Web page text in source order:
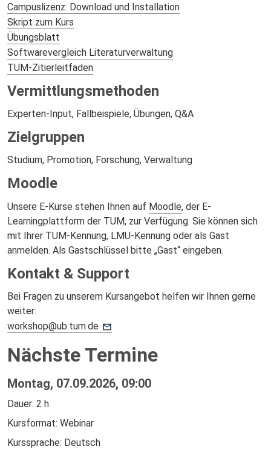
Campuslizenz: Download und Installation
Skript zum Kurs
Übungsblatt
Softwarevergleich Literaturverwaltung
TUM-Zitierleitfaden
Vermittlungsmethoden
Experten-Input, Fallbeispiele, Übungen, Q&A
Zielgruppen
Studium, Promotion, Forschung, Verwaltung
Moodle
Unsere E-Kurse stehen Ihnen auf Moodle, der E-
Learningplattform der TUM, zur Verfügung. Sie können sich
mit Ihrer TUM-Kennung, LMU-Kennung oder als Gast
anmelden. Als Gastschlüssel bitte „Gast“ eingeben.
Kontakt & Support
Bei Fragen zu unserem Kursangebot helfen wir Ihnen gerne
weiter:
workshop@ub.tum.de
Nächste Termine
Montag, 07.09.2026, 09:00
Dauer: 2 h
Kursformat: Webinar
Kurssprache: Deutsch